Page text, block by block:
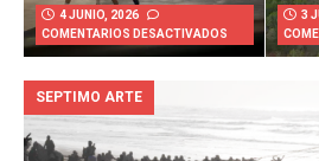
4 JUNIO, 2026
COMENTARIOS DESACTIVADOS
3
SEPTIMO ARTE